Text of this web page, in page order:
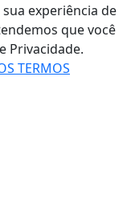
experiência de
que você
Privacidade.
TERMOS